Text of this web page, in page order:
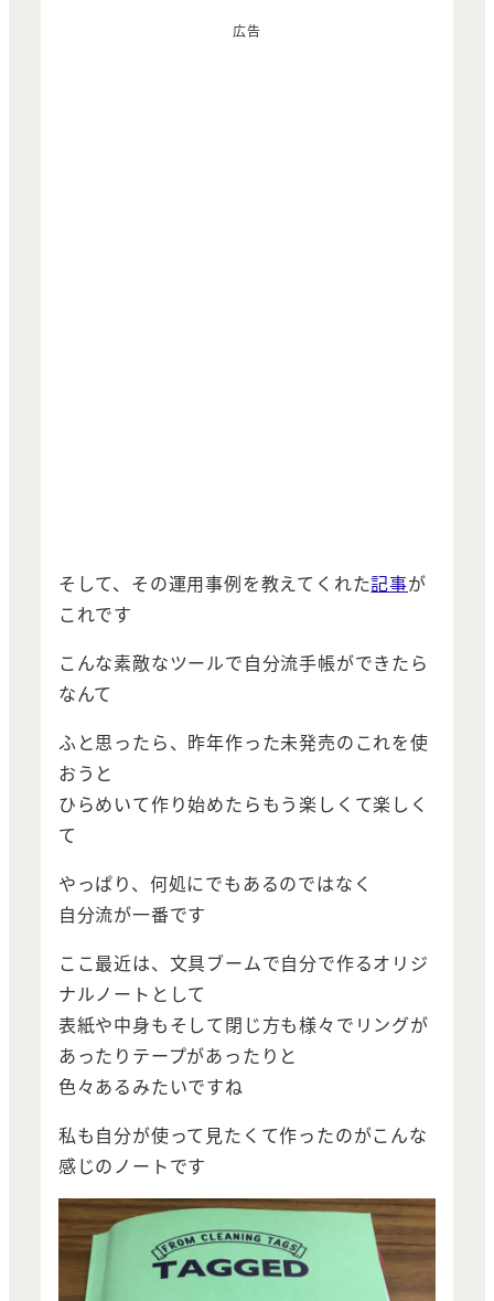
広告
そして、その運用事例を教えてくれた記事が
これです
こんな素敵なツールで自分流手帳ができたら
なんて
ふと思ったら、昨年作った未発売のこれを使
おうと
ひらめいて作り始めたらもう楽しくて楽しく
て
やっぱり、何処にでもあるのではなく
自分流が一番です
ここ最近は、文具ブームで自分で作るオリジ
ナルノートとして
表紙や中身もそして閉じ方も様々でリングが
あったりテープがあったりと
色々あるみたいですね
私も自分が使って見たくて作ったのがこんな
感じのノートです